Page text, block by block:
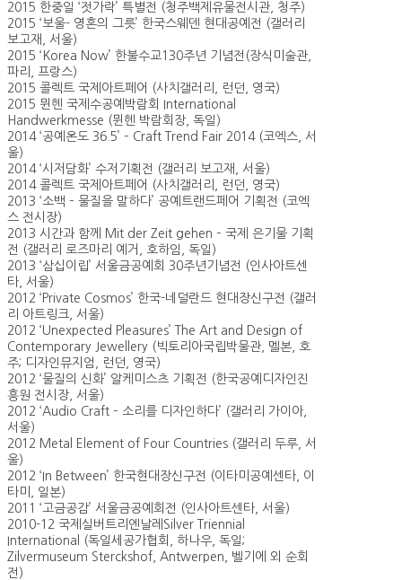
2015 한중일 ‘젓가락’ 특별전 (청주백제유물전시관, 청주)
2015 ‘보울- 영혼의 그릇’ 한국스웨덴 현대공예전 (갤러리
보고재, 서울)
2015 ‘Korea Now’ 한불수교130주년 기념전(장식미술관,
파리, 프랑스)
2015 콜렉트 국제아트페어 (사치갤러리, 런던, 영국)
2015 뮌헨 국제수공예박람회 International
Handwerkmesse (뮌헨 박람회장, 독일)
2014 ‘공예온도 36.5’ – Craft Trend Fair 2014 (코엑스, 서
울)
2014 ‘시저담화’ 수저기획전 (갤러리 보고재, 서울)
2014 콜렉트 국제아트페어 (사치갤러리, 런던, 영국)
2013 ‘소백 – 물질을 말하다’ 공예트랜드페어 기획전 (코엑
스 전시장)
2013 시간과 함께 Mit der Zeit gehen – 국제 은기물 기획
전 (갤러리 로즈마리 예거, 호하임, 독일)
2013 ‘삼십이립’ 서울금공예회 30주년기념전 (인사아트센
타, 서울)
2012 ‘Private Cosmos’ 한국-네덜란드 현대장신구전 (갤러
리 아트링크, 서울)
2012 ‘Unexpected Pleasures’ The Art and Design of
Contemporary Jewellery (빅토리아국립박물관, 멜본, 호
주; 디자인뮤지엄, 런던, 영국)
2012 ‘물질의 신화’ 알케미스츠 기획전 (한국공예디자인진
흥원 전시장, 서울)
2012 ‘Audio Craft – 소리를 디자인하다’ (갤러리 가이아,
서울)
2012 Metal Element of Four Countries (갤러리 두루, 서
울)
2012 ‘In Between’ 한국현대장신구전 (이타미공예센타, 이
타미, 일본)
2011 ‘고금공감’ 서울금공예회전 (인사아트센타, 서울)
2010-12 국제실버트리엔날레Silver Triennial
International (독일세공가협회, 하나우, 독일;
Zilvermuseum Sterckshof, Antwerpen, 벨기에 외 순회
전)